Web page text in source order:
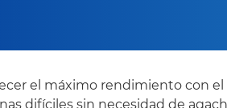
el máximo rendimiento con
difíciles sin necesidad de